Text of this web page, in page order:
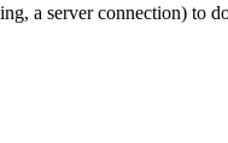
a server connection) to